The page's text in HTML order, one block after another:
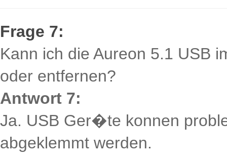
Frage 7:
Kann ich die Aureon 5.1 USB
oder entfernen?
Antwort 7:
Ja. USB Ger�te konnen
abgeklemmt werden.